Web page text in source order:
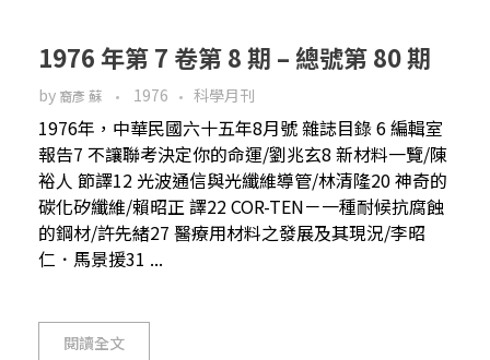
1976 年第 7 卷第 8 期 – 總號第 80 期
by 裔彥 蘇 1976 科學月刊
1976年，中華民國六十五年8月號 雜誌目錄 6 編輯室
報告7 不讓聯考決定你的命運/劉兆玄8 新材料一覽/陳
裕人 節譯12 光波通信與光纖維導管/林清隆20 神奇的
碳化矽纖維/賴昭正 譯22 COR-TEN－一種耐候抗腐蝕
的鋼材/許先緒27 醫療用材料之發展及其現況/李昭
仁．馬景援31 ...
閱讀全文